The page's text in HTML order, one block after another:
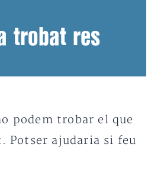
trobat res
podem trobar el que
Potser ajudaria si feu